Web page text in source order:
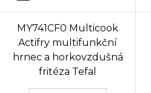
MY741CF0 Multicook
Actifry multifunkční
hrnec a horkovzdušná
fritéza Tefal